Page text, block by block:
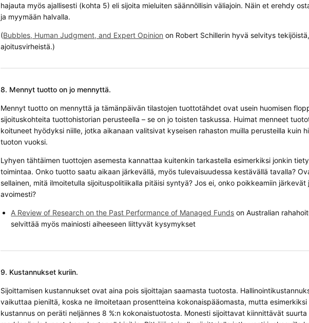
hajauta myös ajallisesti (kohta 5) eli sijoita mieluiten säännöllisin väliajoin. Näin et erehdy
ja myymään halvalla.
(Bubbles, Human Judgment, and Expert Opinion on Robert Schillerin hyvä selvitys
ajoitusvirheistä.)
8. Mennyt tuotto on jo mennyttä.
Mennyt tuotto on mennyttä ja tämänpäivän tilastojen tuottotähdet ovat usein huomisen
sijoituskohteita tuottohistorian perusteella – se on jo toisten taskussa. Huimat menneet
koituneet hyödyksi niille, jotka aikanaan valitsivat kyseisen rahaston muilla perusteilla kuin
tuoton vuoksi.
Lyhyen tähtäimen tuottojen asemesta kannattaa kuitenkin tarkastella esimerkiksi jonkin
toimintaa. Onko tuotto saatu aikaan järkevällä, myös tulevaisuudessa kestävällä tavalla?
sellainen, mitä ilmoitetulla sijoituspolitiikalla pitäisi syntyä? Jos ei, onko poikkeamiin
avoimesti?
A Review of Research on the Past Performance of Managed Funds on Australian
selvittää myös mainiosti aiheeseen liittyvät kysymykset
9. Kustannukset kuriin.
Sijoittamisen kustannukset ovat aina pois sijoittajan saamasta tuotosta.
vaikuttaa pieniltä, koska ne ilmoitetaan prosentteina kokonaispääomasta, mutta esimerkiksi
kustannus on peräti neljännes 8 %:n kokonaistuotosta. Monesti sijoittavat kiinnittävät suurta